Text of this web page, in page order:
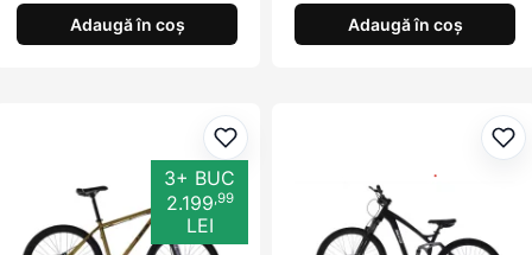
Adaugă în coș Adaugă în coș
Adaugă la favorite
3+ BUC
2.199,99
LEI